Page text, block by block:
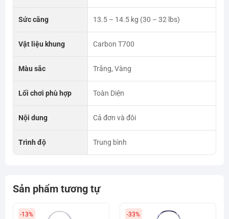
Sức căng 13.5 – 14.5 kg (30 – 32 lbs)
Vật liệu khung Carbon T700
Màu sắc Trắng, Vàng
Lối chơi phù hợp Toàn Diện
Nội dung Cả đơn và đôi
Trình độ Trung bình
Sản phẩm tương tự
-13% -33%